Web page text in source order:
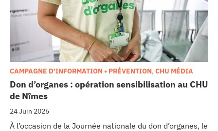
cancérologie.
Don d’organes : opération sensibilisation au CHU
de Nîmes
24 Juin 2026
CAMPAGNE D'INFORMATION • PRÉVENTION, CHU MÉDIA
À l’occasion de la Journée nationale du don d’organes, le